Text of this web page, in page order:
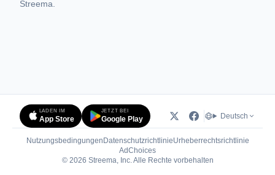
Streema.
LADEN IM
App Store
JETZT BEI
Google Play Deutsch
Nutzungsbedingungen DatenschutzrichtlinieUrheberrechtsrichtlinie
AdChoices(öffnet in neuem Tab)
© 2026 Streema, Inc. Alle Rechte vorbehalten